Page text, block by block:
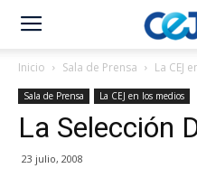
Inicio Sala de Prensa La CEJ
Sala de Prensa La CEJ en los medios
La Selección
23 julio, 2008